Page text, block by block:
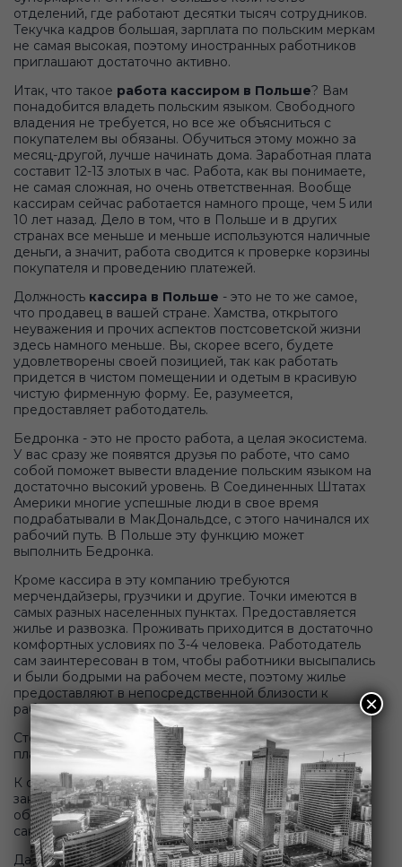
отделений, где работают десятки тысяч сотрудников.
Текучка кадров большая, зарплата по польским меркам
не самая высокая, поэтому иностранных работников
приглашают достаточно активно.
Итак, что такое работа кассиром в Польше? Вам
понадобится владеть польским языком. Свободного
владения не требуется, но все же объясниться с
покупателем вы обязаны. Обучиться этому можно за
месяц-другой, лучше начинать дома. Заработная плата
составит 12-13 злотых в час. Работа, как вы понимаете,
не самая сложная, но очень ответственная. Вообще
кассирам сейчас работается намного проще, чем 5 или
10 лет назад. Дело в том, что в Польше и в других
странах все меньше и меньше используются наличные
деньги, а значит, работа сводится к проверке корзины
покупателя и проведению платежей.
Должность кассира в Польше - это не то же самое,
что продавец в вашей стране. Хамства, открытого
неуважения и прочих аспектов постсоветской жизни
здесь намного меньше. Вы, скорее всего, будете
удовлетворены своей позицией, так как работать
придется в чистом помещении и одетым в красивую
чистую фирменную форму. Ее, разумеется,
предоставляет работодатель.
Бедронка - это не просто работа, а целая экосистема.
У вас сразу же появятся друзья по работе, что само
собой поможет вывести владение польским языком на
достаточно высокий уровень. В Соединенных Штатах
Америки многие успешные люди в свое время
подрабатывали в МакДональдсе, с этого начинался их
рабочий путь. В Польше эту функцию может
выполнить Бедронка.
Кроме кассира в эту компанию требуются
мерчендайзеры, грузчики и другие. Точки имеются в
самых разных населенных пунктах. Предоставляется
жилье и развозка. Проживать приходится в достаточно
комфортных условиях по 3-4 человека. Работодатель
сам заинтересован в том, чтобы работники высыпались
и были бодрыми на рабочем месте, поэтому жилье
предоставляют в непосредственной близости к
рабочему месту.
Стоит это 300-400 злотых и вычитается с заработной
платы.
К слову, работа с людьми в предприятии, которое
занимается продажей продуктов питания, в
обязательном порядке требует оформления
санэпидемкнижки. Это обойдется в 100-200 злотых.
Данныевакансии кассира в Польшеможно
×